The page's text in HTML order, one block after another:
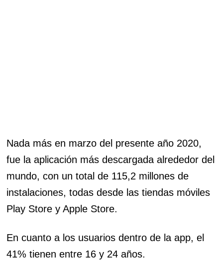
Nada más en marzo del presente año 2020,
fue la aplicación más descargada alrededor del
mundo, con un total de 115,2 millones de
instalaciones, todas desde las tiendas móviles
Play Store y Apple Store.
En cuanto a los usuarios dentro de la app, el
41% tienen entre 16 y 24 años.